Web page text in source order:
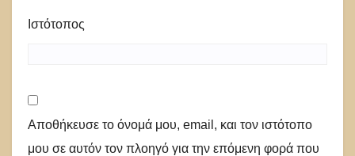
Ιστότοπος
Αποθήκευσε το όνομά μου, email, και τον ιστότοπο
μου σε αυτόν τον πλοηγό για την επόμενη φορά που